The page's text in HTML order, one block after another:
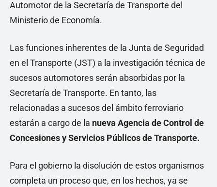
Automotor de la Secretaría de Transporte del
Ministerio de Economía.
Las funciones inherentes de la Junta de Seguridad
en el Transporte (JST) a la investigación técnica de
sucesos automotores serán absorbidas por la
Secretaría de Transporte. En tanto, las
relacionadas a sucesos del ámbito ferroviario
estarán a cargo de la nueva Agencia de Control de
Concesiones y Servicios Públicos de Transporte.
Para el gobierno la disolución de estos organismos
completa un proceso que, en los hechos, ya se